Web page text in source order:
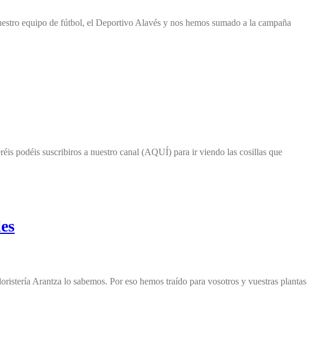
equipo de fútbol, el Deportivo Alavés y nos hemos sumado a la campaña
podéis suscribiros a nuestro canal (AQUÍ) para ir viendo las cosillas que
Arantza lo sabemos. Por eso hemos traído para vosotros y vuestras plantas